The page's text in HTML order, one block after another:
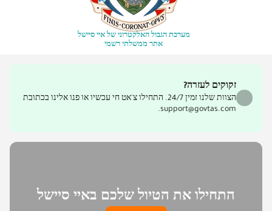
מערכת הגבול האלקטרוני של איי סיישל
אתר ממשלתי רשמי
זקוקים לעזרה?
הצוות שלנו זמין 24/7. התחילו צ'אט חי עכשיו או פנו אלינו בכתובת
support@govtas.com.
התחילו את הטיול שלכם באיי סיישל